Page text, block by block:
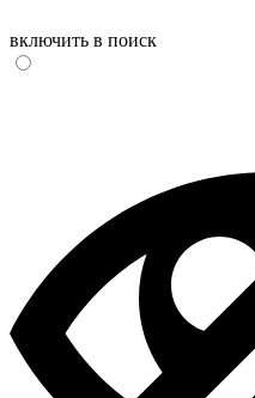
включить в поиск